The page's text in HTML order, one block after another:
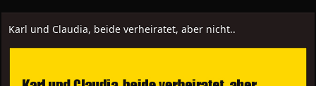
Karl und Claudia, beide verheiratet, aber nicht..